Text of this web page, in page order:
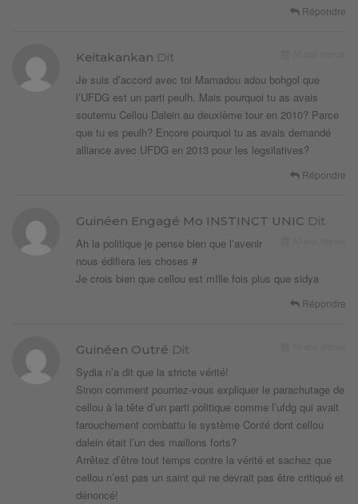
Répondre
Keitakankan Dit
Je suis d’accord avec toi Mamadou adou bohgol que
l’UFDG est un parti peulh. Mais pourquoi tu as avais
soutemu Cellou Dalein au deuxième tour en 2010? Parce
que tu es peulh? Encore pourquoi tu as avais demandé
alliance avec UFDG en 2013 pour les legsilatives?
Répondre
Guinéen Engagé Mo INSTINCT UNIC Dit
Ah la politique je pense bien que l’avenir
nous édifiera les choses #
Je crois bien que cellou est mIlle fois plus que sidya
Répondre
Guinéen Outré Dit
Sydia n’a dit que la stricte vérité!
Sinon comment pourriez-vous expliquer le parachutage de
cellou à la tête d’un parti politique comme l’ufdg qui avait
farouchement combattu le système Conté dont cellou
dalein était l’un des maillons forts?
Arrêtez d’être tout temps contre la vérité et sachez que
cellou n’est pas un saint qui ne devrait pas être critiqué et
dénoncé!